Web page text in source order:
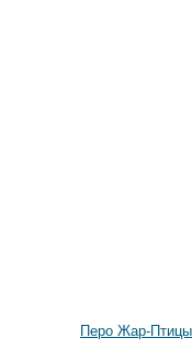
Перо Жар-Птицы